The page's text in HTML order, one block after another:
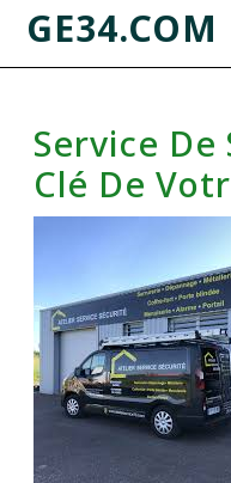
GE34.COM
Service
Clé De